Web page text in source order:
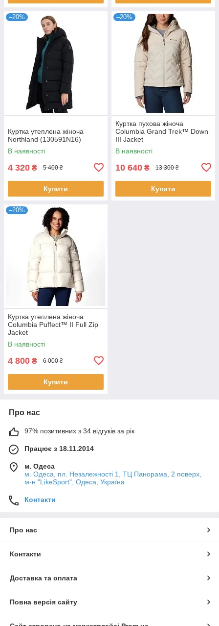
–20%
Куртка утеплена жіноча
Northland (130591N16)
В наявності
4 320 ₴ 5 400 ₴
Купити
–20%
Куртка пухова жіноча
Columbia Grand Trek™ Down
III Jacket
В наявності
10 640 ₴ 13 300 ₴
Купити
–20%
Куртка утеплена жіноча
Columbia Puffect™ II Full Zip
Jacket
В наявності
4 800 ₴ 6 000 ₴
Купити
Про нас
97% позитивних з 34 відгуків за рік
Працює з 18.11.2014
м. Одеса
м. Одеса, пл. Незалежності 1, ТЦ Панорама, 2 поверх,
м-н "LikeSport", Одеса, Україна
Контакти
Про нас
Контакти
Доставка та оплата
Повна версія сайту